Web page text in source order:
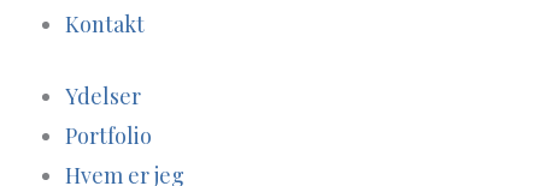
Kontakt
Ydelser
Portfolio
Hvem er jeg